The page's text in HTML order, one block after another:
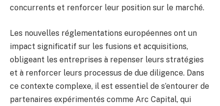
concurrents et renforcer leur position sur le marché.
Les nouvelles réglementations européennes ont un
impact significatif sur les fusions et acquisitions,
obligeant les entreprises à repenser leurs stratégies
et à renforcer leurs processus de due diligence. Dans
ce contexte complexe, il est essentiel de s’entourer de
partenaires expérimentés comme Arc Capital, qui